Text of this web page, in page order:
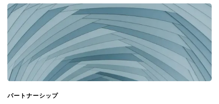
パートナーシップ